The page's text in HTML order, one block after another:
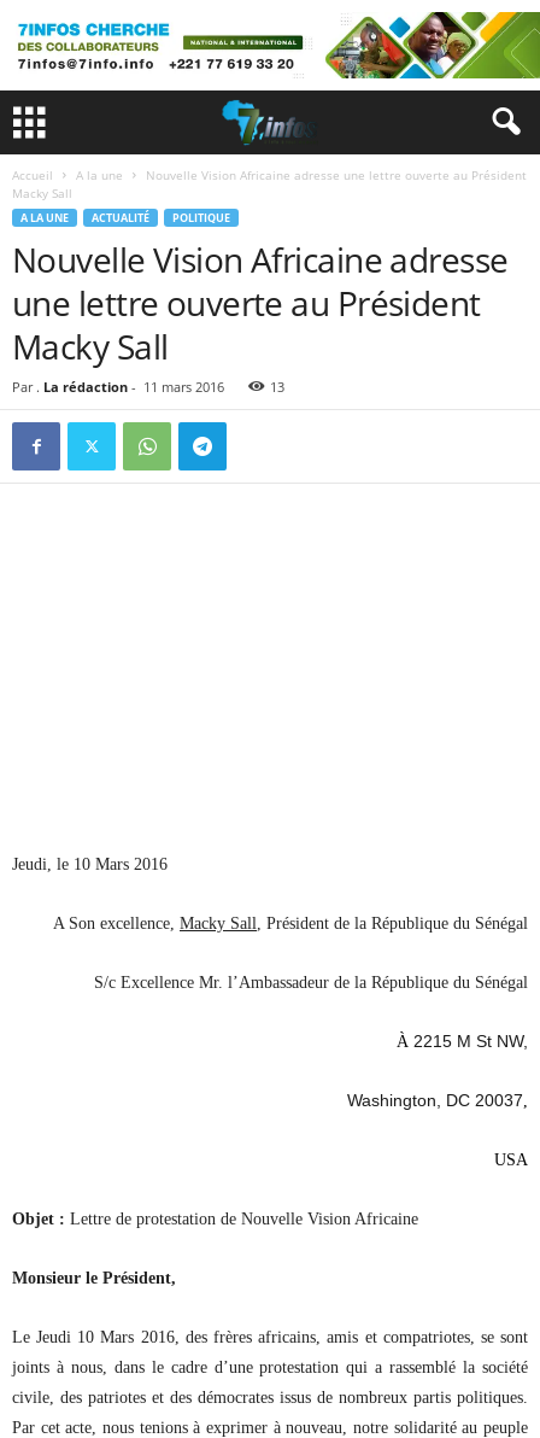
Accueil A la une
Nouvelle Vision Africaine adresse une lettre ouverte au Président
Macky Sall
A LA UNE ACTUALITÉ POLITIQUE
Nouvelle Vision Africaine adresse
une lettre ouverte au Président
Macky Sall
Par . La rédaction - 11 mars 2016 13
Jeudi, le 10 Mars 2016
A Son excellence, Macky Sall, Président de la République du Sénégal
S/c Excellence Mr. l’Ambassadeur de la République du Sénégal
À 2215 M St NW,
Washington, DC 20037,
USA
Objet : Lettre de protestation de Nouvelle Vision Africaine
Monsieur le Président,
Le Jeudi 10 Mars 2016, des frères africains, amis et compatriotes, se sont
joints à nous, dans le cadre d’une protestation qui a rassemblé la société
civile, des patriotes et des démocrates issus de nombreux partis politiques.
Par cet acte, nous tenions à exprimer à nouveau, notre solidarité au peuple